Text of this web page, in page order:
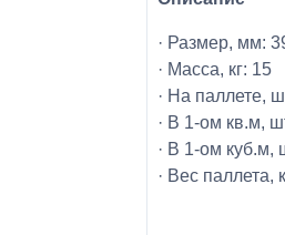
· Размер, мм:
· Масса, кг: 15
· На паллете,
· В 1-ом кв.м,
· В 1-ом куб.м,
· Вес паллета,